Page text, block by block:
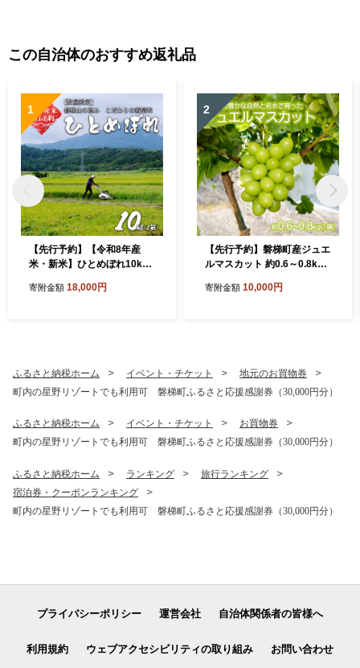
この自治体のおすすめ返礼品
1
【先行予約】【令和8年産
米・新米】ひとめぼれ10kg
栽培米 令和8年10月下旬頃
寄附金額 18,000円
2
【先行予約】磐梯町産ジュエ
ルマスカット 約0.6～0.8kg
月発送予定 大粒 種無し
寄附金額 10,000円
ふるさと納税ホーム イベント・チケット
地元のお買物券
町内の星野リゾートでも利用可 磐梯町ふるさと応援感謝券（30,000円分）
ふるさと納税ホーム イベント・チケット
お買物券
町内の星野リゾートでも利用可 磐梯町ふるさと応援感謝券（30,000円分）
ふるさと納税ホーム ランキング
旅行ランキング
宿泊券・クーポンランキング
町内の星野リゾートでも利用可 磐梯町ふるさと応援感謝券（30,000円分）
プライバシーポリシー 運営会社 自治体関係者の皆様へ
利用規約 ウェブアクセシビリティの取り組み お問い合わせ